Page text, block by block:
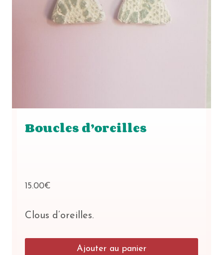
Boucles d’oreilles
15.00€
Clous d’oreilles.
Ajouter au panier